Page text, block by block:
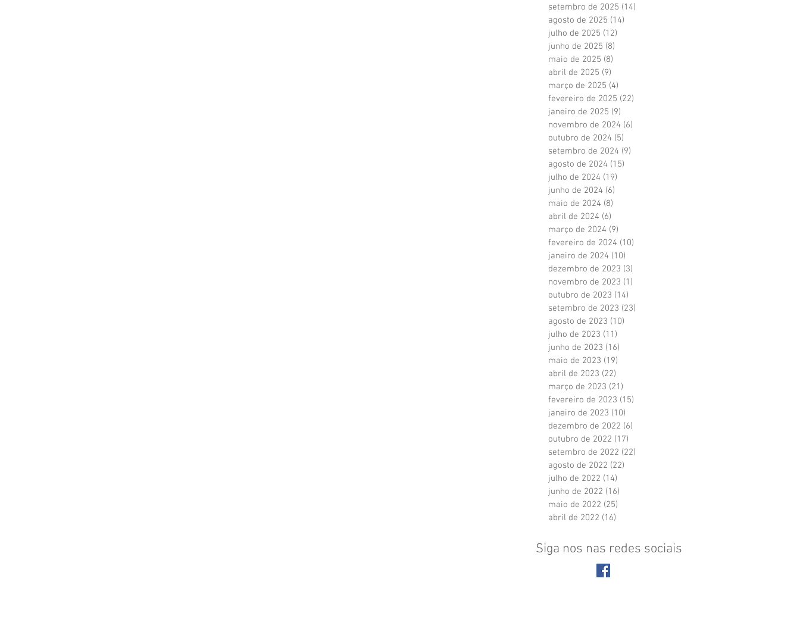
setembro de 2025 (14)
agosto de 2025 (14)
julho de 2025 (12)
junho de 2025 (8)
maio de 2025 (8)
abril de 2025 (9)
março de 2025 (4)
fevereiro de 2025 (22)
janeiro de 2025 (9)
novembro de 2024 (6)
outubro de 2024 (5)
setembro de 2024 (9)
agosto de 2024 (15)
julho de 2024 (19)
junho de 2024 (6)
maio de 2024 (8)
abril de 2024 (6)
março de 2024 (9)
fevereiro de 2024 (10)
janeiro de 2024 (10)
dezembro de 2023 (3)
novembro de 2023 (1)
outubro de 2023 (14)
setembro de 2023 (23)
agosto de 2023 (10)
julho de 2023 (11)
junho de 2023 (16)
maio de 2023 (19)
abril de 2023 (22)
março de 2023 (21)
fevereiro de 2023 (15)
janeiro de 2023 (10)
dezembro de 2022 (6)
outubro de 2022 (17)
setembro de 2022 (22)
agosto de 2022 (22)
julho de 2022 (14)
junho de 2022 (16)
maio de 2022 (25)
abril de 2022 (16)
Siga nos nas redes sociais